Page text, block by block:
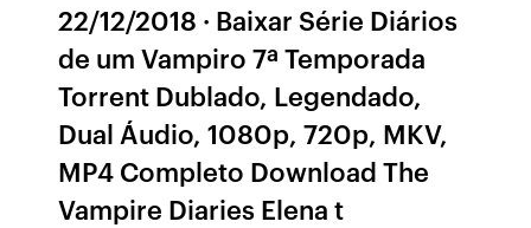
22/12/2018 · Baixar Série Diários
de um Vampiro 7ª Temporada
Torrent Dublado, Legendado,
Dual Áudio, 1080p, 720p, MKV,
MP4 Completo Download The
Vampire Diaries Elena t